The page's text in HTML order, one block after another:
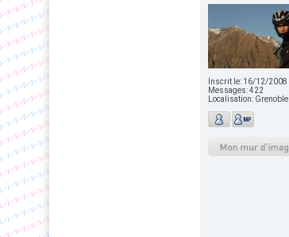
Inscrit le: 16/12/2008
Messages:422
Localisation: Grenoble